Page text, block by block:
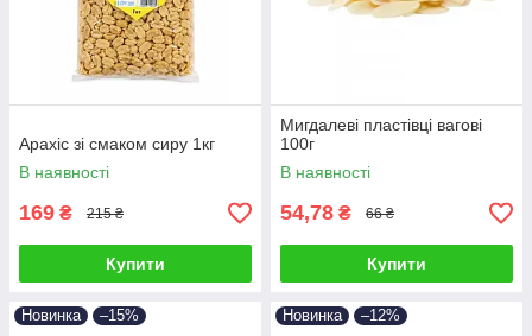
Арахіс зі смаком сиру 1кг
В наявності
169 ₴ 215 ₴
Купити
Мигдалеві пластівці вагові
100г
В наявності
54,78 ₴ 66 ₴
Купити
Новинка –15% Новинка –12%